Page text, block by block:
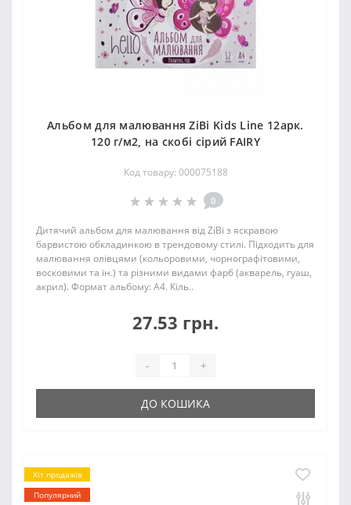
Альбом для малювання ZiBi Kids Line 12арк.
120 г/м2, на скобі сірий FAIRY
Код товару: 000075188
0
Дитячий альбом для малювання від ZiBi з яскравою
барвистою обкладинкою в трендовому стилі. Підходить для
малювання олівцями (кольоровими, чорнографітовими,
восковими та ін.) та різними видами фарб (акварель, гуаш,
акрил). Формат альбому: А4. Кіль..
27.53 грн.
- +
ДО КОШИКА
Хіт продажів
Популярний